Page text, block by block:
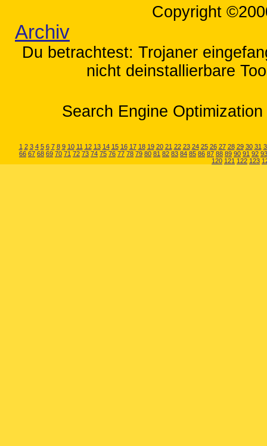
Copyright
Archiv
Du betrachtest: Trojaner
nicht deinstallierbare
Search Engine
1 2 3 4 5 6 7 8 9 10 11 12 13 14 15 16 17 18 19 20 21 22 23 24 25 26 27 28 29 30 31
66 67 68 69 70 71 72 73 74 75 76 77 78 79 80 81 82 83 84 85 86 87 88 89 90 91 92 93
120 121 122 123